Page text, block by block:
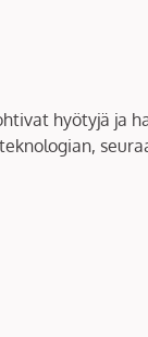
hyötyjä ja